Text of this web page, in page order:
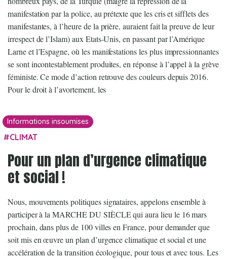
manifestation par la police, au prétexte que les cris et sifflets des
manifestantes, à l’heure de la prière, auraient fait la preuve de leur
irrespect de l’Islam) aux Etats-Unis, en passant par l’Amérique
Larne et l’Espagne, où les manifestations les plus impressionnantes
se sont incontestablement produites, en réponse à l’appel à la grève
féministe. Ce mode d’action retrouve des couleurs depuis 2016.
Pour le droit à l’avortement, les
Informations insoumises
CLIMAT
Pour un plan d’urgence climatique
et social !
Nous, mouvements politiques signataires, appelons ensemble à
participer à la MARCHE DU SIÈCLE qui aura lieu le 16 mars
prochain, dans plus de 100 villes en France, pour demander que
soit mis en œuvre un plan d’urgence climatique et social et une
accélération de la transition écologique, pour tous et avec tous. Les